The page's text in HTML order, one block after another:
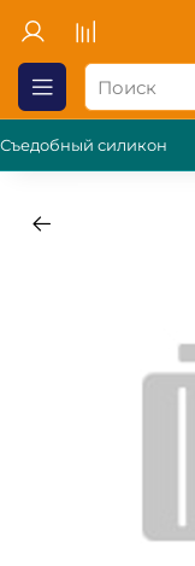
Съедобный силикон